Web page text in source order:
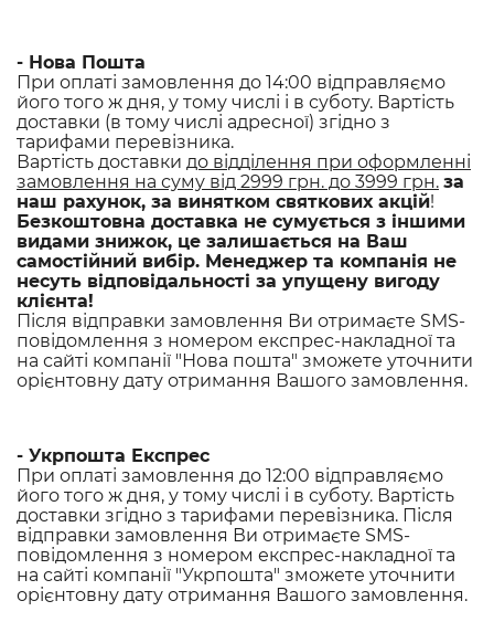
- Нова Пошта
При оплаті замовлення до 14:00 відправляємо
його того ж дня, у тому числі і в суботу. Вартість
доставки (в тому числі адресної) згідно з
тарифами перевізника.
Вартість доставки до відділення при оформленні
замовлення на суму від 2999 грн. до 3999 грн. за
наш рахунок, за винятком святкових акцій!
Безкоштовна доставка не сумується з іншими
видами знижок, це залишається на Ваш
самостійний вибір. Менеджер та компанія не
несуть відповідальності за упущену вигоду
клієнта!
Після відправки замовлення Ви отримаєте SMS-
повідомлення з номером експрес-накладної та
на сайті компанії "Нова пошта" зможете уточнити
орієнтовну дату отримання Вашого замовлення.
- Укрпошта Експрес
При оплаті замовлення до 12:00 відправляємо
його того ж дня, у тому числі і в суботу. Вартість
доставки згідно з тарифами перевізника. Після
відправки замовлення Ви отримаєте SMS-
повідомлення з номером експрес-накладної та
на сайті компанії "Укрпошта" зможете уточнити
орієнтовну дату отримання Вашого замовлення.